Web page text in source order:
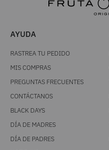
AYUDA
RASTREA TU PEDIDO
MIS COMPRAS
PREGUNTAS FRECUENTES
CONTÁCTANOS
BLACK DAYS
DÍA DE MADRES
DÍA DE PADRES